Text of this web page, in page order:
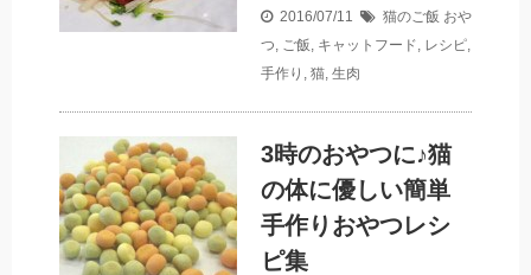
2016/07/11 猫のご飯 おや
つ, ご飯, キャットフード, レシピ,
手作り , 猫, 生肉
3時のおやつに♪猫
の体に優しい簡単
手作りおやつレシ
ピ集